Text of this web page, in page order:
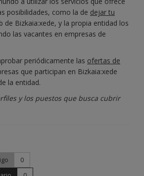
posibilidades, como la de dejar tu
de Bizkaia:xede, y la propia entidad los
las vacantes en empresas de
periódicamente las ofertas de
que participan en Bizkaia:xede
la entidad.
y los puestos que busca cubrir
0